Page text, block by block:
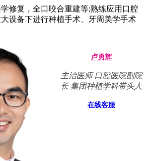
修复，全口咬合重建等;熟练应用口腔
设备下进行种植手术、牙周美学手术
卢勇辉
主治医师 口腔医院副院
长 集团种植学科带头人
在线客服